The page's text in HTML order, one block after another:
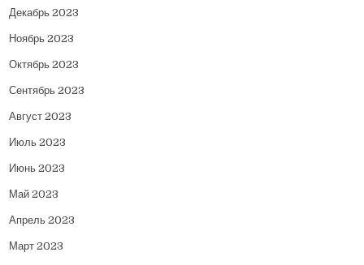
Декабрь 2023
Ноябрь 2023
Октябрь 2023
Сентябрь 2023
Август 2023
Июль 2023
Июнь 2023
Май 2023
Апрель 2023
Март 2023